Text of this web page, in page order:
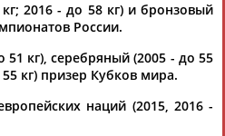
2016 - до 58 кг) и бронзовый
России.
кг), серебряный (2005 - до 55
кг) призер Кубков мира.
наций (2015, 2016 -